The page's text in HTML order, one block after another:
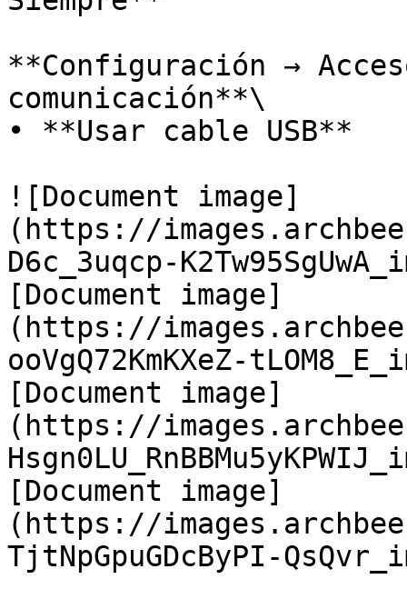
**Configuración →
comunicación**\
• **Usar cable USB**
![Document image]
(https://
D6c_3uqcp-
[Document image]
(https://
ooVgQ72KmKXeZ-
[Document image]
(https://
[Document image]
(https://
TjtNpGpuGDcByPI-